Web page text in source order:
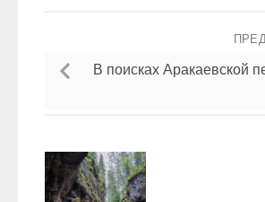
В поисках Аракаевской